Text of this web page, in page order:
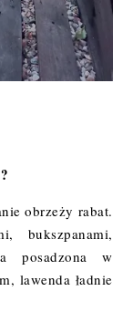
obrzeży rabat.
bukszpanami,
posadzona w
lawenda ładnie